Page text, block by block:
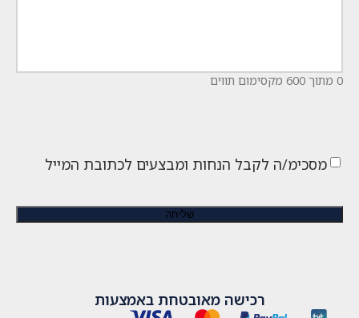
0 מתוך 600 מקסימום תווים
מסכימ/ה לקבל הנחות ומבצעים לכתובת המייל
רכישה מאובטחת באמצעות